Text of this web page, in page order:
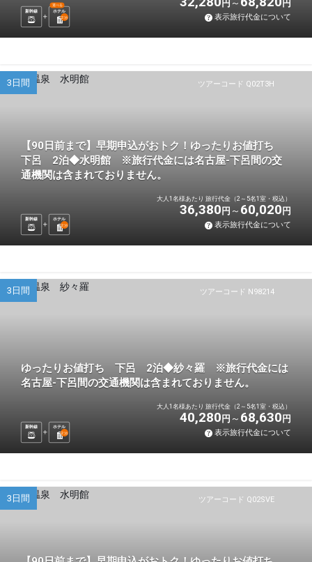
新幹線 ホテル
選べる
2泊
円 円
表示旅行代金について
ツアーコード Q02T3H
3日間
【90日前まで】早期申込がおトク！ゆったりお値打ち
下呂 2泊◆水明館 ※旅行代金には名古屋-下呂間の交
通機関は含まれておりません。
新幹線
ホテル
2泊
大人1名様あたり 旅行代金（2～5名1室・税込）
36,380 円 60,020 円
表示旅行代金について
ツアーコード N98214
3日間
ゆったりお値打ち 下呂 2泊◆紗々羅 ※旅行代金には
名古屋-下呂間の交通機関は含まれておりません。
新幹線
ホテル
2泊
大人1名様あたり 旅行代金（2～5名1室・税込）
40,280 円 68,630 円
表示旅行代金について
ツアーコード Q02SVE
3日間